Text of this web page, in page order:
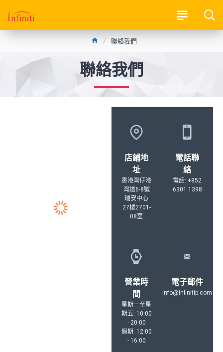
聯絡我們
聯絡我們
店鋪地
址
香港灣仔港
灣道6-8號
瑞安中心
27樓2701-
08室
電話聯
絡
電話: +852
6301 1398
營業時
間
星期一至星
期五: 10:00
- 20:00
假期: 12:00
- 16:00
電子郵件
info@infinitip.com